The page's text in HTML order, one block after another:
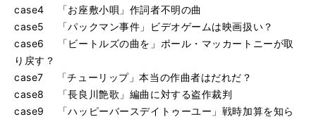
case4 「お座敷小唄」作詞者不明の曲
case5 「パックマン事件」ビデオゲームは映画扱い？
case6 「ビートルズの曲を」ポール・マッカートニーが取
り戻す？
case7 「チューリップ」本当の作曲者はだれだ？
case8 「長良川艶歌」編曲に対する盗作裁判
case9 「ハッピーバースデイトゥーユー」戦時加算を知ら